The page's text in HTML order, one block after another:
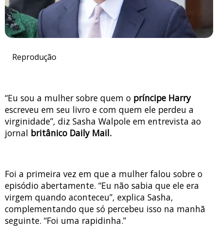
Reprodução
“Eu sou a mulher sobre quem o príncipe Harry
escreveu em seu livro e com quem ele perdeu a
virginidade”, diz Sasha Walpole em entrevista ao
jornal britânico Daily Mail.
Foi a primeira vez em que a mulher falou sobre o
episódio abertamente. “Eu não sabia que ele era
virgem quando aconteceu”, explica Sasha,
complementando que só percebeu isso na manhã
seguinte. “Foi uma rapidinha.”